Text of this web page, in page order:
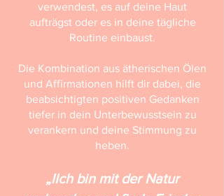
verwendest, es auf deine Haut
aufträgst oder es in deine tägliche
Routine einbaust.
Die Kombination aus ätherischen Ölen
und Affirmationen hilft dir dabei, die
beabsichtigten positiven Gedanken
tiefer in dein Unterbewusstsein zu
verankern und deine Stimmung zu
heben.
„IIch bin mit der Natur